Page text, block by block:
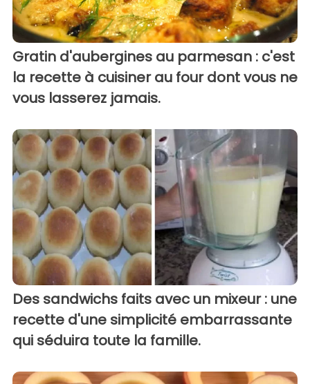
Gratin d'aubergines au parmesan : c'est
la recette à cuisiner au four dont vous ne
vous lasserez jamais.
Des sandwichs faits avec un mixeur : une
recette d'une simplicité embarrassante
qui séduira toute la famille.